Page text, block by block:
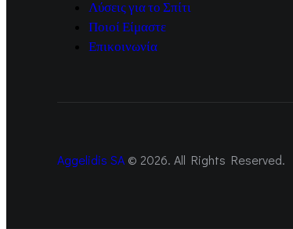
Λύσεις για το Σπίτι
Ποιοί Είμαστε
Επικοινωνία
Aggelidis SA © 2026. All Rights Reserved.